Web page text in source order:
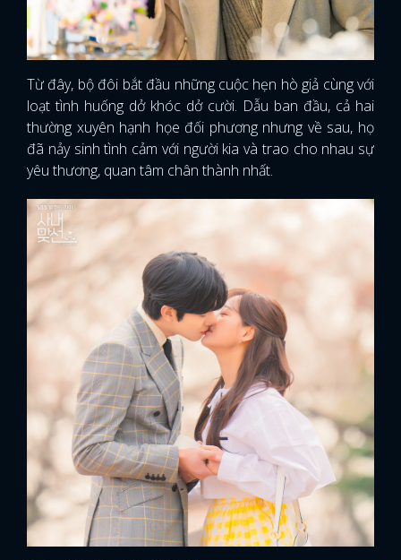
Từ đây, bộ đôi bắt đầu những cuộc hẹn hò giả cùng với
loạt tình huống dở khóc dở cười. Dẫu ban đầu, cả hai
thường xuyên hạnh họe đối phương nhưng về sau, họ
đã nảy sinh tình cảm với người kia và trao cho nhau sự
yêu thương, quan tâm chân thành nhất.